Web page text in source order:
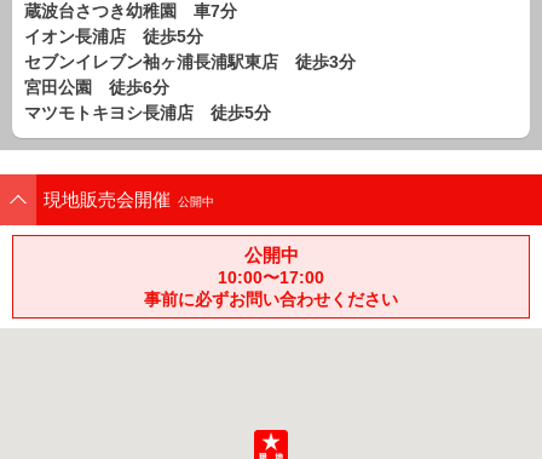
蔵波台さつき幼稚園 車7分
イオン長浦店 徒歩5分
セブンイレブン袖ヶ浦長浦駅東店 徒歩3分
宮田公園 徒歩6分
マツモトキヨシ長浦店 徒歩5分
現地販売会開催 公開中
公開中
10:00〜17:00
事前に必ずお問い合わせください
土 地
エリアから探す
路線から探す
松戸･柏方面エリア
松戸･柏方面エリアの新築一戸建
松戸･柏方面エリアのマンション
松戸･柏方面エリアの土地